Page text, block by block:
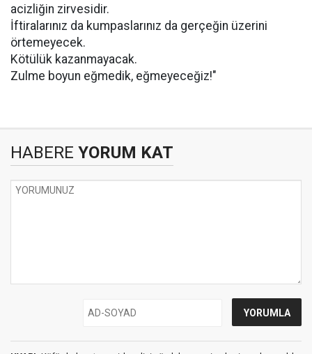
acizliğin zirvesidir.
İftiralarınız da kumpaslarınız da gerçeğin üzerini
örtemeyecek.
Kötülük kazanmayacak.
Zulme boyun eğmedik, eğmeyeceğiz!"
HABERE YORUM KAT